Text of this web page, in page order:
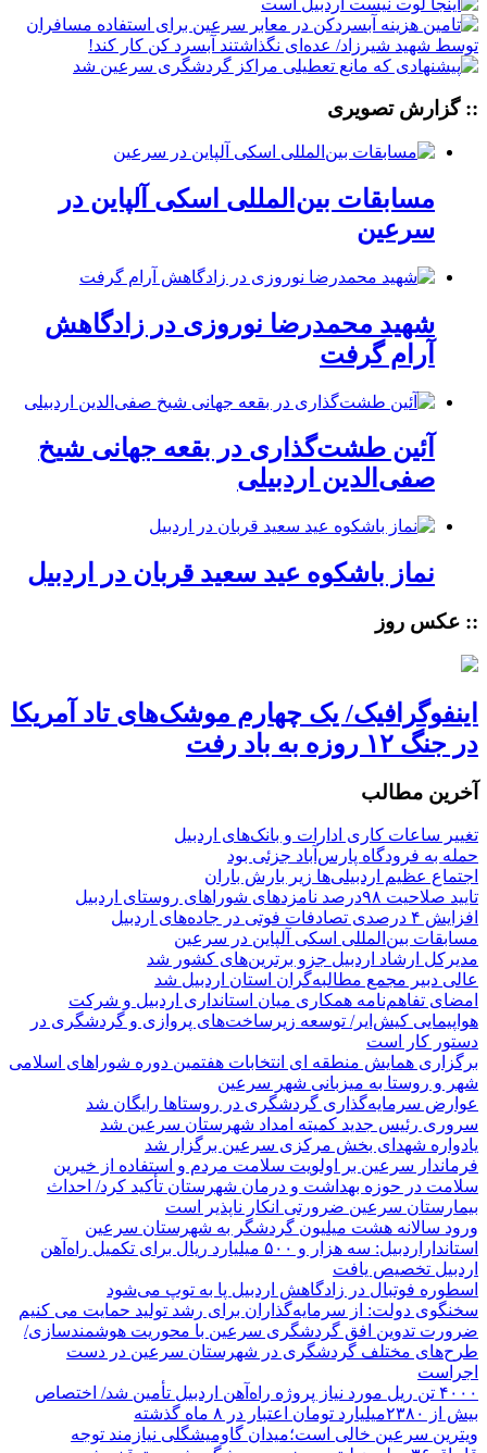
:: گزارش تصویری
مسابقات بین‌المللی اسکی آلپاین در
سرعین
شهید محمدرضا نوروزی در زادگاهش
آرام گرفت
آئین طشت‌گذاری در بقعه جهانی شیخ
صفی‌الدین اردبیلی
نماز باشکوه عید سعید قربان در اردبیل
:: عکس روز
اینفوگرافیک/ یک چهارم موشک‌های تاد آمریکا
در جنگ ۱۲ روزه به باد رفت
آخرین مطالب
تغییر ساعات کاری ادارات و بانک‌های اردبیل
حمله به فرودگاه پارس‌‌آباد جزئی بود
اجتماع عظیم اردبیلی‌ها زیر بارش باران
تایید صلاحیت ۹۸درصد نامزدهای شوراهای روستای اردبیل
افزایش ۴ درصدی تصادفات فوتی در جاده‌های اردبیل
مسابقات بین‌المللی اسکی آلپاین در سرعین
مدیرکل ارشاد اردبیل جزو برترین‌های کشور شد
عالی دبیر مجمع مطالبه‌گران استان اردبیل شد
امضای تفاهم‌نامه همکاری میان استانداری اردبیل و شرکت
هواپیمایی کیش‌ایر/ توسعه زیرساخت‌های پروازی و گردشگری در
دستور کار است
برگزاری همایش منطقه ای انتخابات هفتمین دوره شوراهای اسلامی
شهر و روستا به میزبانی شهر سرعین
عوارض سرمایه‌گذاری گردشگری در روستاها رایگان شد
سروری رئیس جدید کمیته امداد شهرستان سرعین شد
یادواره شهدای بخش مرکزی سرعین برگزار شد
فرماندار سرعین بر اولویت سلامت مردم و استفاده از خیرین
سلامت در حوزه بهداشت و درمان شهرستان تأکید کرد/ احداث
بیمارستان سرعین ضرورتی انکار ناپذیر است
ورود سالانه هشت میلیون گردشگر به شهرستان سرعین
استانداراردبیل: سه هزار و ۵۰۰ میلیارد ریال برای تکمیل راه‌آهن
اردبیل تخصیص یافت
اسطوره فوتبال در زادگاهش اردبیل پا به توپ می‌شود
سخنگوی دولت: از سرمایه‌گذاران برای رشد تولید حمایت می کنیم
ضرورت تدوین افق گردشگری سرعین با محوریت هوشمندسازی/
طرح‌های مختلف گردشگری در شهرستان سرعین در دست
اجراست
۴۰۰۰ تن ریل مورد نیاز پروژه راه‌آهن اردبیل تأمین شد/ اختصاص
بیش از ۲۳۸۰میلیارد تومان اعتبار در ۸ ماه گذشته
ویترین سرعین خالی است؛میدان گاومیشگلی نیازمند توجه